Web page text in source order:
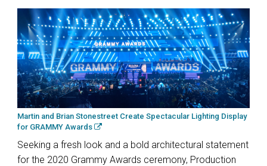
Martin and Brian Stonestreet Create Spectacular Lighting Display
for GRAMMY Awards
Seeking a fresh look and a bold architectural statement
for the 2020 Grammy Awards ceremony, Production